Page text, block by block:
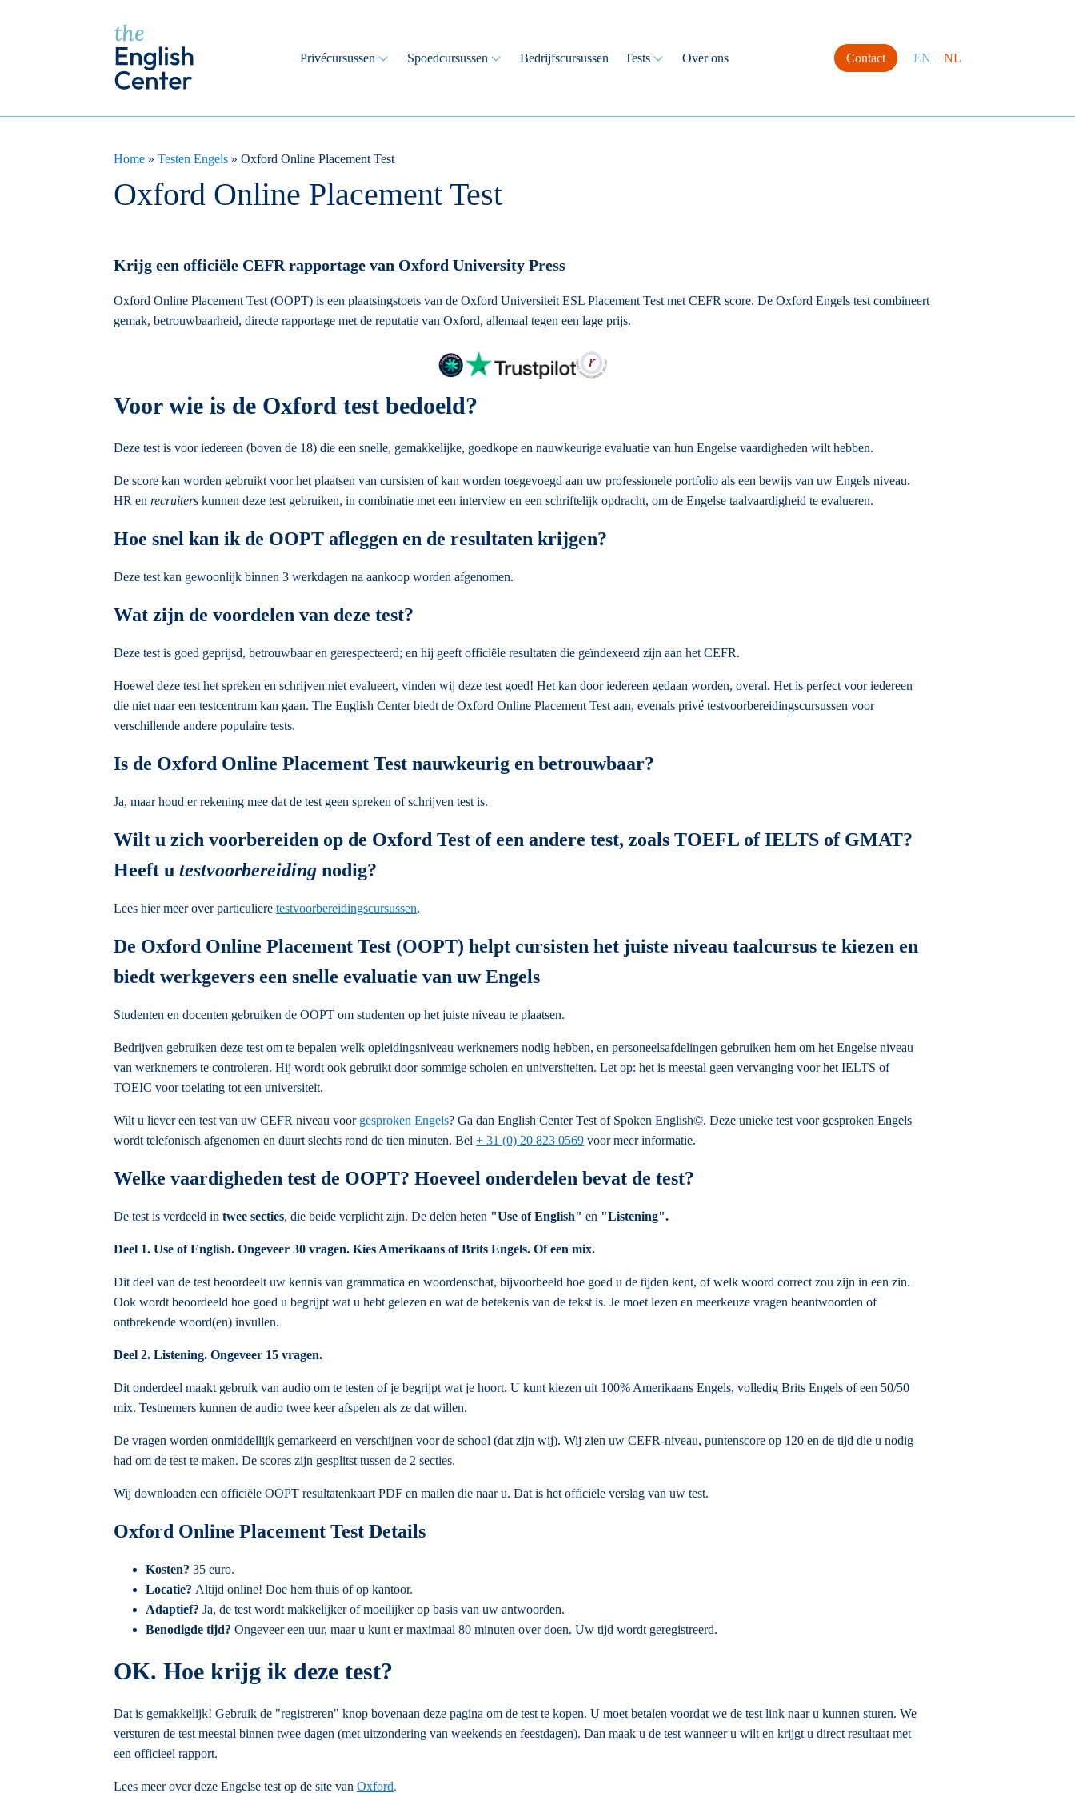
Privécursussen Spoedcursussen Bedrijfscursussen Tests Over ons Contact EN NL
Home » Testen Engels » Oxford Online Placement Test
Oxford Online Placement Test
Krijg een officiële CEFR rapportage van Oxford University Press
Oxford Online Placement Test (OOPT) is een plaatsingstoets van de Oxford Universiteit ESL Placement Test met CEFR score. De Oxford Engels test combineert
gemak, betrouwbaarheid, directe rapportage met de reputatie van Oxford, allemaal tegen een lage prijs.
Voor wie is de Oxford test bedoeld?
Deze test is voor iedereen (boven de 18) die een snelle, gemakkelijke, goedkope en nauwkeurige evaluatie van hun Engelse vaardigheden wilt hebben.
De score kan worden gebruikt voor het plaatsen van cursisten of kan worden toegevoegd aan uw professionele portfolio als een bewijs van uw Engels niveau.
HR en recruiters kunnen deze test gebruiken, in combinatie met een interview en een schriftelijk opdracht, om de Engelse taalvaardigheid te evalueren.
Hoe snel kan ik de OOPT afleggen en de resultaten krijgen?
Deze test kan gewoonlijk binnen 3 werkdagen na aankoop worden afgenomen.
Wat zijn de voordelen van deze test?
Deze test is goed geprijsd, betrouwbaar en gerespecteerd; en hij geeft officiële resultaten die geïndexeerd zijn aan het CEFR.
Hoewel deze test het spreken en schrijven niet evalueert, vinden wij deze test goed! Het kan door iedereen gedaan worden, overal. Het is perfect voor iedereen
die niet naar een testcentrum kan gaan. The English Center biedt de Oxford Online Placement Test aan, evenals privé testvoorbereidingscursussen voor
verschillende andere populaire tests.
Is de Oxford Online Placement Test nauwkeurig en betrouwbaar?
Ja, maar houd er rekening mee dat de test geen spreken of schrijven test is.
Wilt u zich voorbereiden op de Oxford Test of een andere test, zoals TOEFL of IELTS of GMAT?
Heeft u testvoorbereiding nodig?
Lees hier meer over particuliere testvoorbereidingscursussen.
De Oxford Online Placement Test (OOPT) helpt cursisten het juiste niveau taalcursus te kiezen en
biedt werkgevers een snelle evaluatie van uw Engels
Studenten en docenten gebruiken de OOPT om studenten op het juiste niveau te plaatsen.
Bedrijven gebruiken deze test om te bepalen welk opleidingsniveau werknemers nodig hebben, en personeelsafdelingen gebruiken hem om het Engelse niveau
van werknemers te controleren. Hij wordt ook gebruikt door sommige scholen en universiteiten. Let op: het is meestal geen vervanging voor het IELTS of
TOEIC voor toelating tot een universiteit.
Wilt u liever een test van uw CEFR niveau voor gesproken Engels? Ga dan English Center Test of Spoken English©. Deze unieke test voor gesproken Engels
wordt telefonisch afgenomen en duurt slechts rond de tien minuten. Bel + 31 (0) 20 823 0569 voor meer informatie.
Welke vaardigheden test de OOPT? Hoeveel onderdelen bevat de test?
De test is verdeeld in twee secties, die beide verplicht zijn. De delen heten "Use of English" en "Listening".
Deel 1. Use of English. Ongeveer 30 vragen. Kies Amerikaans of Brits Engels. Of een mix.
Dit deel van de test beoordeelt uw kennis van grammatica en woordenschat, bijvoorbeeld hoe goed u de tijden kent, of welk woord correct zou zijn in een zin.
Ook wordt beoordeeld hoe goed u begrijpt wat u hebt gelezen en wat de betekenis van de tekst is. Je moet lezen en meerkeuze vragen beantwoorden of
ontbrekende woord(en) invullen.
Deel 2. Listening. Ongeveer 15 vragen.
Dit onderdeel maakt gebruik van audio om te testen of je begrijpt wat je hoort. U kunt kiezen uit 100% Amerikaans Engels, volledig Brits Engels of een 50/50
mix. Testnemers kunnen de audio twee keer afspelen als ze dat willen.
De vragen worden onmiddellijk gemarkeerd en verschijnen voor de school (dat zijn wij). Wij zien uw CEFR-niveau, puntenscore op 120 en de tijd die u nodig
had om de test te maken. De scores zijn gesplitst tussen de 2 secties.
Wij downloaden een officiële OOPT resultatenkaart PDF en mailen die naar u. Dat is het officiële verslag van uw test.
Oxford Online Placement Test Details
Kosten? 35 euro.
Locatie? Altijd online! Doe hem thuis of op kantoor.
Adaptief? Ja, de test wordt makkelijker of moeilijker op basis van uw antwoorden.
Benodigde tijd? Ongeveer een uur, maar u kunt er maximaal 80 minuten over doen. Uw tijd wordt geregistreerd.
OK. Hoe krijg ik deze test?
Dat is gemakkelijk! Gebruik de "registreren" knop bovenaan deze pagina om de test te kopen. U moet betalen voordat we de test link naar u kunnen sturen. We
versturen de test meestal binnen twee dagen (met uitzondering van weekends en feestdagen). Dan maak u de test wanneer u wilt en krijgt u direct resultaat met
een officieel rapport.
Lees meer over deze Engelse test op de site van Oxford.